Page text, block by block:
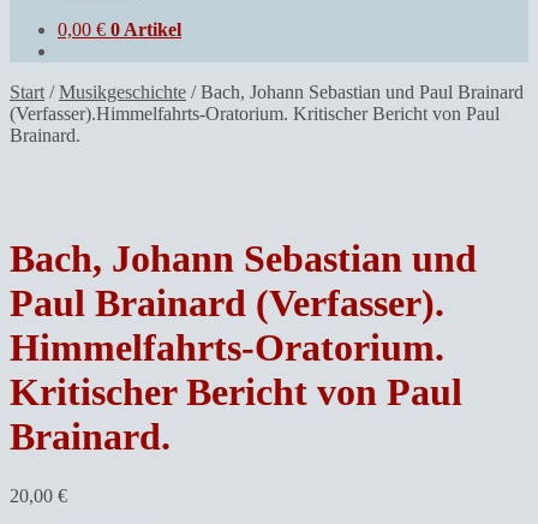
0,00 € 0 Artikel
Start /Musikgeschichte /Bach, Johann Sebastian und Paul Brainard
(Verfasser).Himmelfahrts-Oratorium. Kritischer Bericht von Paul
Brainard.
Bach, Johann Sebastian und
Paul Brainard (Verfasser).
Himmelfahrts-Oratorium.
Kritischer Bericht von Paul
Brainard.
20,00 €